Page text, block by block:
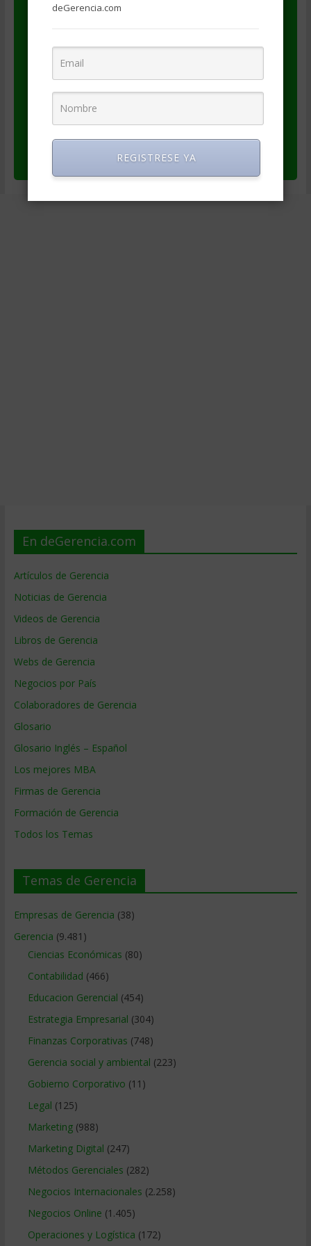
se haga referencia a la fuente
(degerencia.com)
(https://degerencia.com/articulo/retroalime
ntacion_en_el_exito_de_un_producto/)
se provea un enlace a los datos del autor
(https://www.degerencia.com/autor/labreu)
En deGerencia.com
Artículos de Gerencia
Noticias de Gerencia
Videos de Gerencia
Libros de Gerencia
Webs de Gerencia
Negocios por País
Colaboradores de Gerencia
Glosario
Glosario Inglés – Español
Los mejores MBA
Firmas de Gerencia
Formación de Gerencia
Todos los Temas
Temas de Gerencia
Empresas de Gerencia (38)
Gerencia (9.481)
Ciencias Económicas (80)
Contabilidad (466)
Educacion Gerencial (454)
Estrategia Empresarial (304)
Finanzas Corporativas (748)
Gerencia social y ambiental (223)
Gobierno Corporativo (11)
Legal (125)
Marketing(988)
Marketing Digital (247)
Métodos Gerenciales (282)
Negocios Internacionales (2.258)
Negocios Online (1.405)
Operaciones y Logística (172)
deGerencia.com
REGISTRESE YA